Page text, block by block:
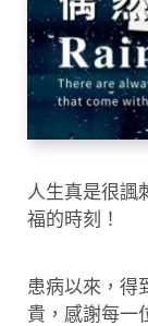
人生真是很諷
福的時刻！
患病以來，得
貴，感謝每一